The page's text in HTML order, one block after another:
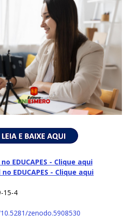
EDUCAPES - Clique aqui
no EDUCAPES - Clique aqui
15-4
zenodo.5908530